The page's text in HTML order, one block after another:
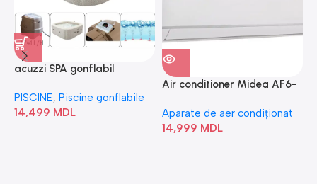
acuzzi SPA gonflabil
Bubble” 28446
PISCINE, Piscine gonflabile
14,499 MDL
Air conditioner Midea AF6-
Aparate de aer condiționat
14,999 MDL